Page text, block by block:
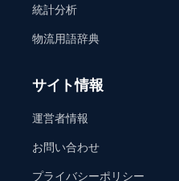
統計分析
物流用語辞典
サイト情報
運営者情報
お問い合わせ
プライバシーポリシー